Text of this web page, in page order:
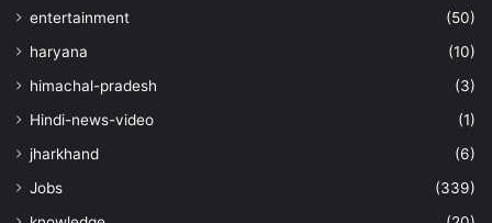
entertainment
(50)
haryana
(10)
himachal-pradesh
(3)
Hindi-news-video
(1)
jharkhand
(6)
Jobs
(339)